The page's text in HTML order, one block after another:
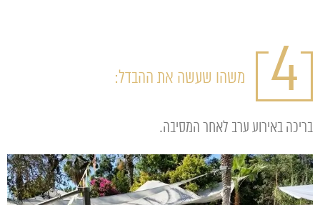
4 משהו שעשה את ההבדל:
בריכה באירוע ערב לאחר המסיבה.